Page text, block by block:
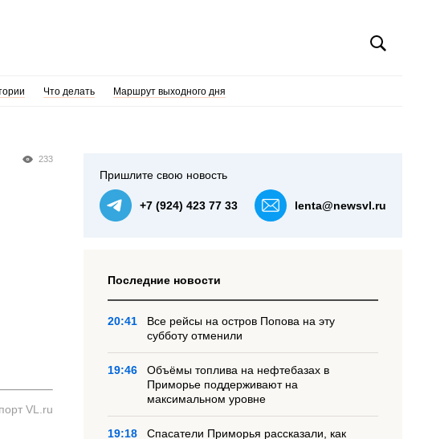
Что делать Маршрут выходного дня
233
VL.ru
Пришлите свою новость
+7 (924) 423 77 33 lenta@newsvl.ru
Последние новости
20:41
Все рейсы на остров Попова на эту
субботу отменили
19:46
Объёмы топлива на нефтебазах в
Приморье поддерживают на
максимальном уровне
19:18
Спасатели Приморья рассказали, как